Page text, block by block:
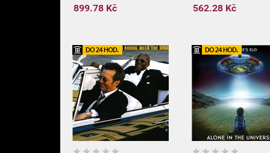
899.78 Kč 562.28 Kč